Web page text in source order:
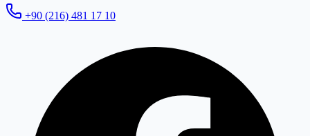
+90 (216) 481 17 10